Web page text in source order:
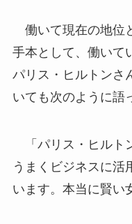
働いて現在の地位
手本として、働いて
パリス・ヒルトンさ
いても次のように語
「パリス・ヒルト
うまくビジネスに活
います。本当に賢い